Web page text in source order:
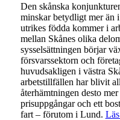
Den skånska
minskar betydligt mer än
utrikes födda kommer i
mellan Skånes olika
sysselsättningen börjar
försvarssektorn och
huvudsakligen i västra
arbetstillfällen har blivit
återhämtningen desto
prisuppgångar och ett
fart – förutom i Lund.